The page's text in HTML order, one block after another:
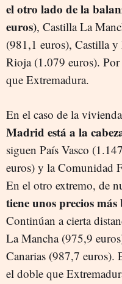
el otro lado de la
euros), Castilla La
(981,1 euros), Castilla
Rioja (1.079 euros).
que Extremadura.
En el caso de la
Madrid está a la
siguen País Vasco
euros) y la Comunidad
En el otro extremo, de
tiene unos precios
Continúan a cierta
La Mancha (975,9 euros
Canarias (987,7 euros).
el doble que